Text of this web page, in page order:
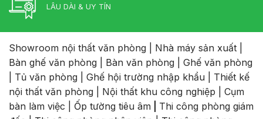
LÂU DÀI & UY TÍN
Showroom nội thất văn phòng Nhà máy sản xuất
Bàn ghế văn phòng
Bàn văn phòng
Ghế văn phòng
Tủ văn phòng Ghế hội trường nhập khẩu
Thiết kế
nội thất văn phòng
Nội thất khu công nghiệp
Cụm
bàn làm việc
Ốp tường tiêu âm
Thi công phòng giám